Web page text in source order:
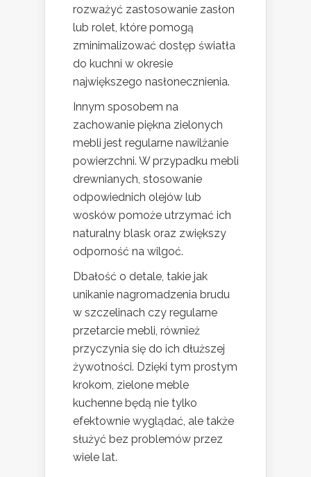
rozważyć zastosowanie zasłon
lub rolet, które pomogą
zminimalizować dostęp światła
do kuchni w okresie
największego nasłonecznienia.
Innym sposobem na
zachowanie piękna zielonych
mebli jest regularne nawilżanie
powierzchni. W przypadku mebli
drewnianych, stosowanie
odpowiednich olejów lub
wosków pomoże utrzymać ich
naturalny blask oraz zwiększy
odporność na wilgoć.
Dbałość o detale, takie jak
unikanie nagromadzenia brudu
w szczelinach czy regularne
przetarcie mebli, również
przyczynia się do ich dłuższej
żywotności. Dzięki tym prostym
krokom, zielone meble
kuchenne będą nie tylko
efektownie wyglądać, ale także
służyć bez problemów przez
wiele lat.